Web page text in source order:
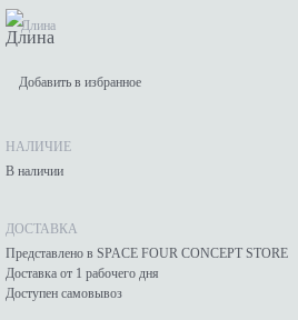
Длина
Добавить в избранное
НАЛИЧИЕ
В наличии
ДОСТАВКА
Представлено в SPACE FOUR CONCEPT STORE
Доставка от 1 рабочего дня
Доступен самовывоз